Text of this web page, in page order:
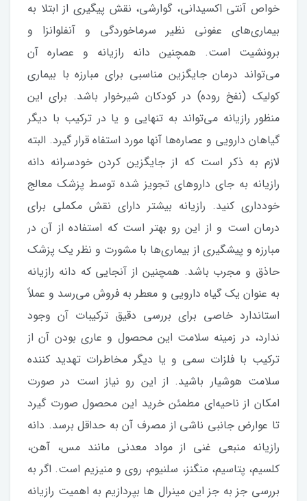
خواص آنتی اکسیدانی، گوارشی، نقش پیگیری از ابتلا به
بیماری‌های عفونی نظیر سرماخوردگی و آنفلوانزا و
برونشیت است. همچنین دانه رازیانه و عصاره آن
می‌تواند درمان جایگزین مناسبی برای مبارزه با بیماری
کولیک (نفخ روده) در کودکان شیرخوار باشد. برای این
منظور رازیانه می‌تواند به تنهایی و یا در ترکیب با دیگر
گیاهان دارویی و عصاره‌ها آنها مورد استفاه قرار گیرد. البته
لازم به ذکر است که از جایگزین کردن خودسرانه دانه
رازیانه به جای داروهای تجویز شده توسط پزشک معالج
خودداری کنید. رازیانه بیشتر دارای نقش مکملی برای
درمان است و از این رو بهتر است که استفاده از آن در
مبارزه و پیشگیری از بیماری‌ها با مشورت و نظر یک پزشک
حاذق و مجرب باشد. همچنین از آنجایی که دانه رازیانه
به عنوان یک گیاه دارویی و معطر به فروش می‌رسد و عملاً
استاندارد خاصی برای بررسی دقیق ترکیبات آن وجود
ندارد، در زمینه سلامت این محصول و عاری بودن آن از
ترکیب با فلزات سمی و یا دیگر مخاطرات تهدید کننده
سلامت هوشیار باشید. از این رو نیاز است در صورت
امکان از ناحیه‌ای مطمئن خرید این محصول صورت گیرد
تا عوارض جانبی ناشی از مصرف آن به حداقل برسد. دانه
رازیانه منبعی غنی از مواد معدنی مانند مس، آهن،
کلسیم، پتاسیم، منگنز، سلنیوم، روی و منیزیم است. اگر به
بررسی جز به جز این مینرال ها بپردازیم به اهمیت رازیانه